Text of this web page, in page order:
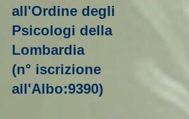
all'Ordine degli
Psicologi della
Lombardia
(n° iscrizione
all'Albo:9390)